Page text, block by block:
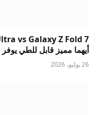
أيهما مميز قابل للطي
26 يوليو، 2026